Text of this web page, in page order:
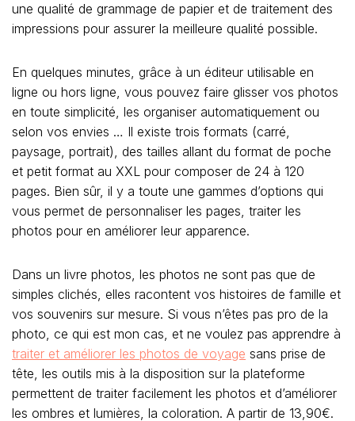
une qualité de grammage de papier et de traitement des
impressions pour assurer la meilleure qualité possible.
En quelques minutes, grâce à un éditeur utilisable en
ligne ou hors ligne, vous pouvez faire glisser vos photos
en toute simplicité, les organiser automatiquement ou
selon vos envies … Il existe trois formats (carré,
paysage, portrait), des tailles allant du format de poche
et petit format au XXL pour composer de 24 à 120
pages. Bien sûr, il y a toute une gammes d’options qui
vous permet de personnaliser les pages, traiter les
photos pour en améliorer leur apparence.
Dans un livre photos, les photos ne sont pas que de
simples clichés, elles racontent vos histoires de famille et
vos souvenirs sur mesure. Si vous n’êtes pas pro de la
photo, ce qui est mon cas, et ne voulez pas apprendre à
traiter et améliorer les photos de voyage sans prise de
tête, les outils mis à la disposition sur la plateforme
permettent de traiter facilement les photos et d’améliorer
les ombres et lumières, la coloration. A partir de 13,90€.